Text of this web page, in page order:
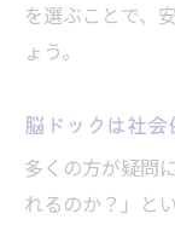
を選ぶことで、
ょう。
脳ドックは社
多くの方が疑問
れるのか？」と